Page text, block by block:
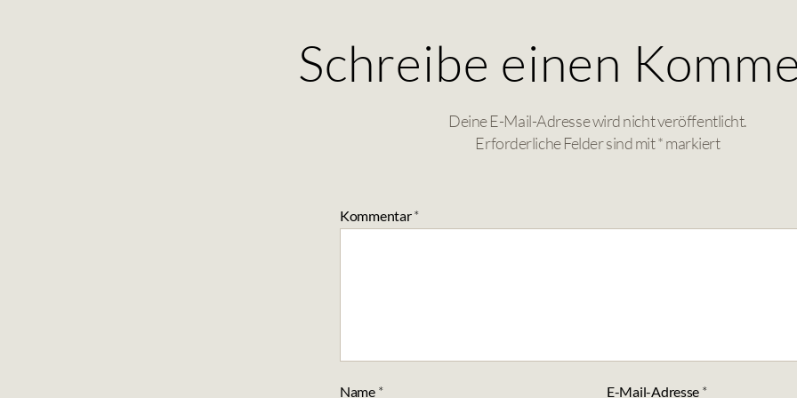
Schreibe einen
Deine E-Mail-Adresse wird nicht veröffentlicht.
Erforderliche Felder sind mit*markiert
Kommentar*
Name * E-Mail-Adresse *